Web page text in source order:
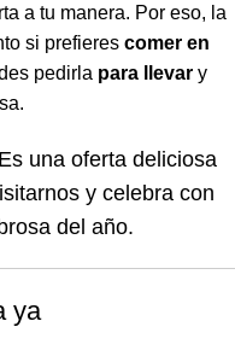
a tu manera. Por eso, la
si prefieres comer en
pedirla para llevar y
Es una oferta deliciosa
y celebra con
del año.
ya